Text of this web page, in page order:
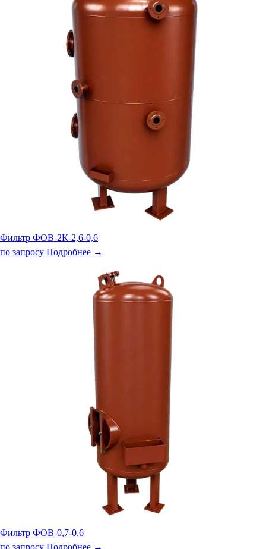
Фильтр ФОВ-2К-2,6-0,6
по запросу Подробнее →
Фильтр ФОВ-0,7-0,6
по запросу Подробнее →